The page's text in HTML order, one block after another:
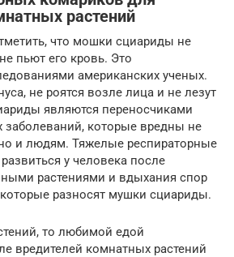
растений
что мошки сциариды не
пьют его кровь. Это
американских ученых.
не роятся возле лица и не лезут
являются переносчиками
заболеваний, которые вредны не
и людям. Тяжелые респираторные
у человека после
растениями и вдыхания спор
разносят мушки сциариды.
то любимой едой
вредителей комнатных растений